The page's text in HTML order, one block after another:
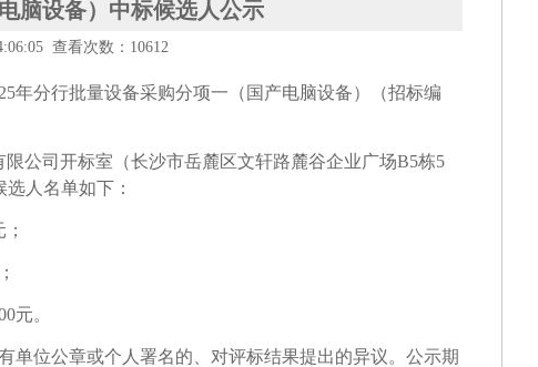
中山市东凤人民医院血液透析滤过机采购项目成交结果公告
中山市小榄镇2026-2028学年镇属中小学配餐服务采购项目(一)中标结果公告
湖南银行“乐享消费·金融‘湘’邀”金融消费专项活动—子项目礼品采购招标公告
湖南银行2026年运营应用类系统研发服务项目（移动营销系统研发服务项目）中标候选人
湖南银行2026年零售应用类系统研发服务采购项目-自助设备管理系统功能新增需求及优
湖南银行2026年零售应用类系统研发服务采购项目-企业微信营销系统功能新增需求及优化
脑设备）中标候选人公示
查看次数：10612
年分行批量设备采购分项一（国产电脑设备）
（招标编
限公司开标室 （长沙市岳麓区文轩路麓谷企业广场B5栋5
人名单如下：
；
；
元。
单位公章或个人署名的、对评标结果提出的异议。公示期